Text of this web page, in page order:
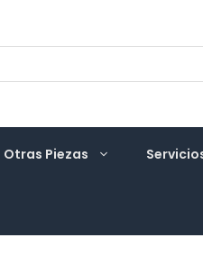
Otras Piezas